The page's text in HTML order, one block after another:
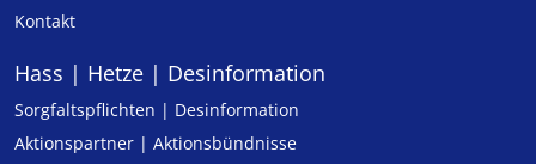
Kontakt
Hass | Hetze | Desinformation
Sorgfaltspflichten | Desinformation
Aktionspartner | Aktionsbündnisse